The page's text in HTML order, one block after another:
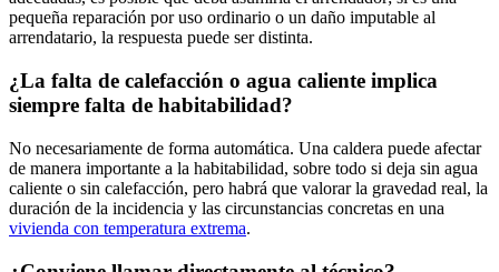
pequeña reparación por uso ordinario o un daño imputable al
arrendatario, la respuesta puede ser distinta.
¿La falta de calefacción o agua caliente implica
siempre falta de habitabilidad?
No necesariamente de forma automática. Una caldera puede afectar
de manera importante a la habitabilidad, sobre todo si deja sin agua
caliente o sin calefacción, pero habrá que valorar la gravedad real, la
duración de la incidencia y las circunstancias concretas en una
vivienda con temperatura extrema.